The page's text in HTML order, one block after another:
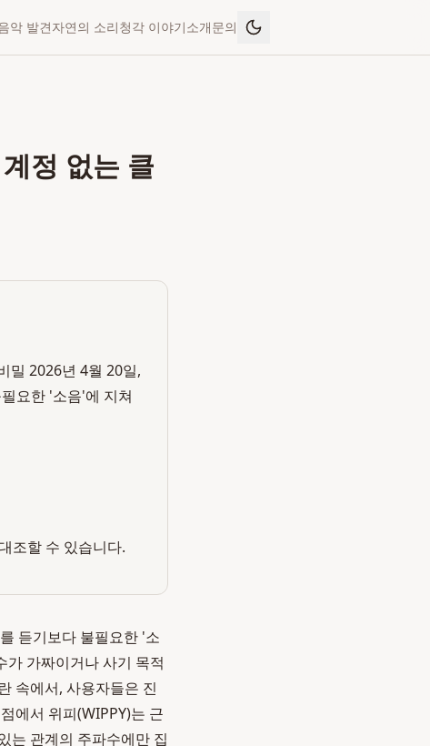
악 발견자연의 소리청각 이야기소개문의
정 없는 클
밀 2026년 4월 20일,
요한 '소음'에 지쳐
조할 수 있습니다.
듣기보다 불필요한 '소
가짜이거나 사기 목적
속에서, 사용자들은 진
에서 위피(WIPPY)는 근
는 관계의 주파수에만 집